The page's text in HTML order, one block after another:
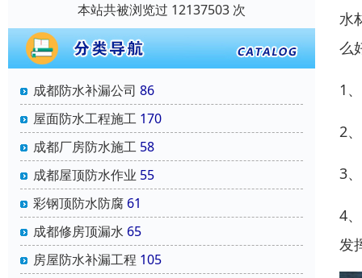
本站共被浏览过 12137503 次
成都防水补漏公司 86
屋面防水工程施工 170
成都厂房防水施工 58
成都屋顶防水作业 55
彩钢顶防水防腐 61
成都修房顶漏水 65
房屋防水补漏工程 105
水
么
1
2
3
4
发